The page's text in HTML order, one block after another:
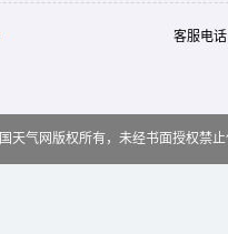
客服电
天气网版权所有，未经书面授权